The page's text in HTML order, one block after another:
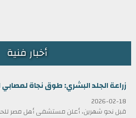
أخبار فنية
زراعة الجلد البشري: طوق نجاة
2026-02-18
قبل نحو شهرين، أعلن مستشفى أهل مصر